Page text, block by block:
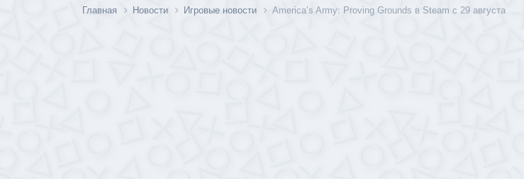
Главная Новости Игровые новости America’s Army: Proving Grounds в Steam с 29 августа